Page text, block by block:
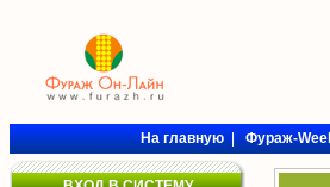
На главную|Фураж-